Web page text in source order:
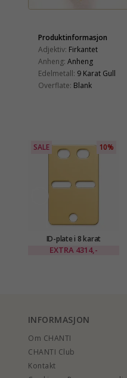
Produktinformasjon
Adjektiv: Firkantet
Anheng: Anheng
Edelmetall: 9 Karat Gull
Overflate: Blank
SALE 10%
ID-plate i 8 karat
EXTRA 4314,-
INFORMASJON
Om CHANTI
CHANTI Club
Kontakt